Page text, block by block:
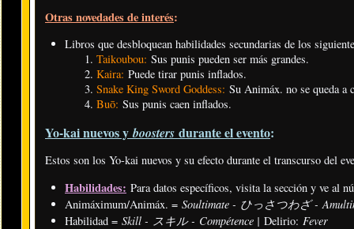
Otras novedades de interés:
Libros que desbloquean habilidades secundarias de los
Taikoubou: Sus punis pueden ser más grandes.
Kaira: Puede tirar punis inflados.
Snake King Sword Goddess: Su Animáx. no se queda a
Buō: Sus punis caen inflados.
Yo-kai nuevos yboosters durante el evento:
Estos son los Yo-kai nuevos y su efecto durante el transcurso del
Habilidades: Para datos específicos, visita la sección y ve al
Animáximum/Animáx. = Soultimate - ひっさつわざ -
Habilidad = Skill - スキル - Compétence | Delirio: Fever